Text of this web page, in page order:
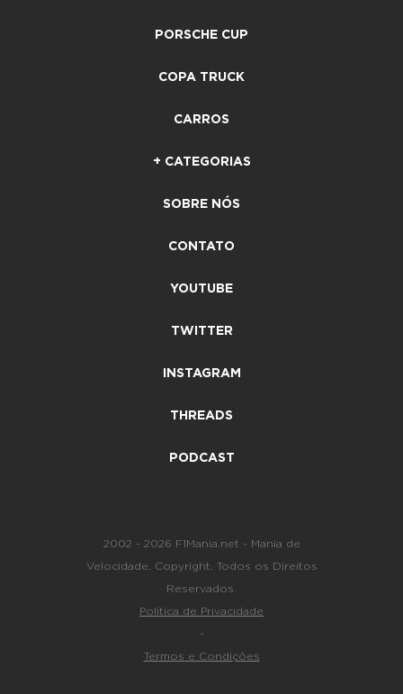
PORSCHE CUP
COPA TRUCK
CARROS
+ CATEGORIAS
SOBRE NÓS
CONTATO
YOUTUBE
TWITTER
INSTAGRAM
THREADS
PODCAST
2002 - 2026 F1Mania.net - Mania de
Velocidade. Copyright. Todos os Direitos
Reservados.
Política de Privacidade
-
Termos e Condições